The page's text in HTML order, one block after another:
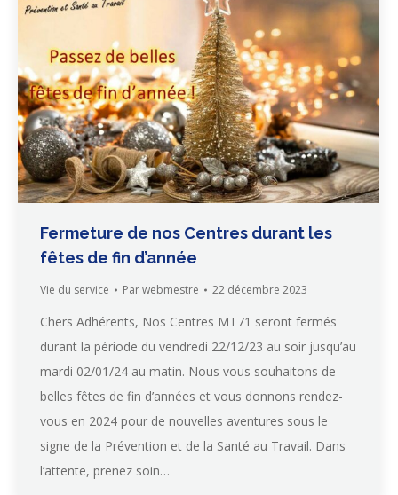
Fermeture de nos Centres durant les
fêtes de fin d’année
Vie du service Parwebmestre 22 décembre 2023
Chers Adhérents, Nos Centres MT71 seront fermés
durant la période du vendredi 22/12/23 au soir jusqu’au
mardi 02/01/24 au matin. Nous vous souhaitons de
belles fêtes de fin d’années et vous donnons rendez-
vous en 2024 pour de nouvelles aventures sous le
signe de la Prévention et de la Santé au Travail. Dans
l’attente, prenez soin…